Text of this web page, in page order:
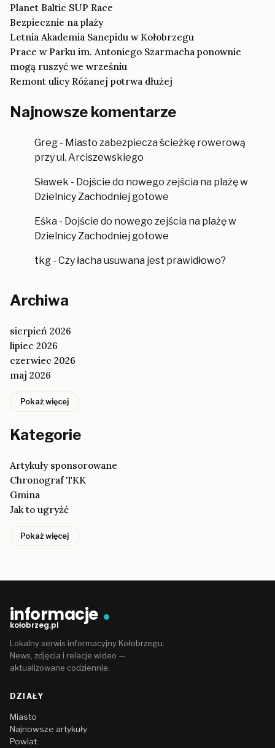
Planet Baltic SUP Race
Bezpiecznie na plaży
Letnia Akademia Sanepidu w Kołobrzegu
Prace w Parku im. Antoniego Szarmacha ponownie
mogą ruszyć we wrześniu
Remont ulicy Różanej potrwa dłużej
Najnowsze komentarze
Greg - Miasto zabezpiecza ścieżkę rowerową
przy ul. Arciszewskiego
Sławek - Dojście do nowego zejścia na plażę w
Dzielnicy Zachodniej gotowe
Eśka - Dojście do nowego zejścia na plażę w
Dzielnicy Zachodniej gotowe
tkg - Czy łacha usuwana jest prawidłowo?
Archiwa
sierpień 2026
lipiec 2026
czerwiec 2026
maj 2026
Pokaż więcej
Kategorie
Artykuły sponsorowane
Chronograf TKK
Gmina
Jak to ugryźć
Pokaż więcej
informacje
kołobrzeg.pl
Lokalny serwis informacyjny Kołobrzegu.
News, zdjęcia i relacje wideo —
aktualizowane codziennie.
DZIAŁY
Miasto
Najnowsze artykuły
Powiat